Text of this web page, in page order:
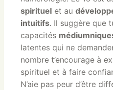
spirituel et au
intuitifs. Il suggère que
capacités
latentes qui ne
nombre t’encourage à
spirituel et à faire
N’aie pas peur d’être